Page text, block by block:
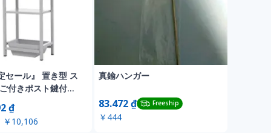
セール』 置き型 ス
付きポスト鍵付き
スタンドポスト ポ
て用 スタンド
ルボックス A4対応
₫
￥10,106
真鍮ハンガー
83.472 ₫ Freeship
￥444